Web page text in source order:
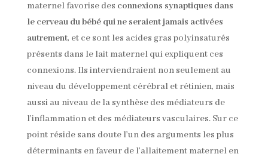
maternel favorise des connexions synaptiques dans
le cerveau du bébé qui ne seraient jamais activées
autrement, et ce sont les acides gras polyinsaturés
présents dans le lait maternel qui expliquent ces
connexions. Ils interviendraient non seulement au
niveau du développement cérébral et rétinien, mais
aussi au niveau de la synthèse des médiateurs de
l’inflammation et des médiateurs vasculaires. Sur ce
point réside sans doute l’un des arguments les plus
déterminants en faveur de l’allaitement maternel en